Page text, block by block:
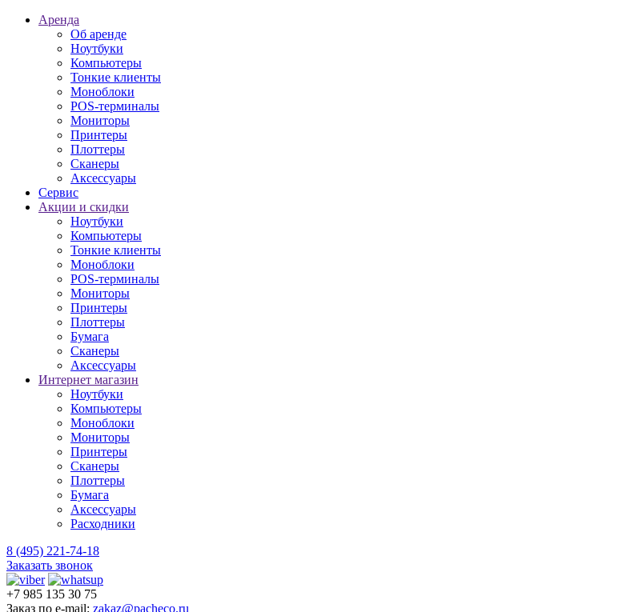
Аренда
Об аренде
Ноутбуки
Компьютеры
Тонкие клиенты
Моноблоки
POS-терминалы
Мониторы
Принтеры
Плоттеры
Сканеры
Аксессуары
Сервис
Акции и скидки
Ноутбуки
Компьютеры
Тонкие клиенты
Моноблоки
POS-терминалы
Мониторы
Принтеры
Плоттеры
Бумага
Сканеры
Аксессуары
Интернет магазин
Ноутбуки
Компьютеры
Моноблоки
Мониторы
Принтеры
Сканеры
Плоттеры
Бумага
Аксессуары
Расходники
8 (495) 221-74-18
Заказать звонок
+7 985 135 30 75
Заказ по e-mail: zakaz@pacheco.ru